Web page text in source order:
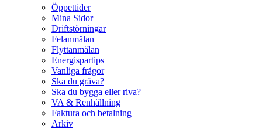
Öppettider
Mina Sidor
Driftstörningar
Felanmälan
Flyttanmälan
Energispartips
Vanliga frågor
Ska du gräva?
Ska du bygga eller riva?
VA & Renhållning
Faktura och betalning
Arkiv